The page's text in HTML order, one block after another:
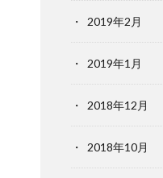
2019年2月
2019年1月
2018年12月
2018年10月